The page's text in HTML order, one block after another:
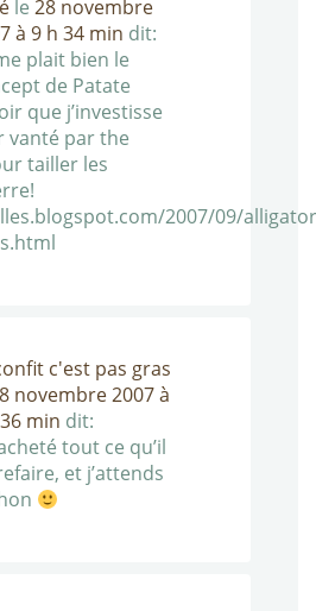
le 28 novembre
à 9 h 34 min dit:
plait bien le
de Patate
que j’investisse
vanté par the
tailler les
2007/09/
c'est pas gras
novembre 2007 à
min dit:
acheté tout ce qu’il
et j’attends